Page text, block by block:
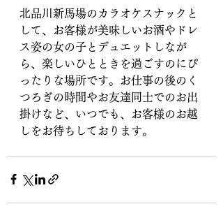
北品川新馬場のカラオケスナックと
して、お客様が美味しいお酒やドレ
ス姿の女の子とデュエットしなが
ら、楽しいひとときを過ごすのにぴ
ったりな場所です。お仕事の後のく
つろぎの時間やお友達同士でのお出
掛けなど、いつでも、お客様のお越
しをお待ちしております。